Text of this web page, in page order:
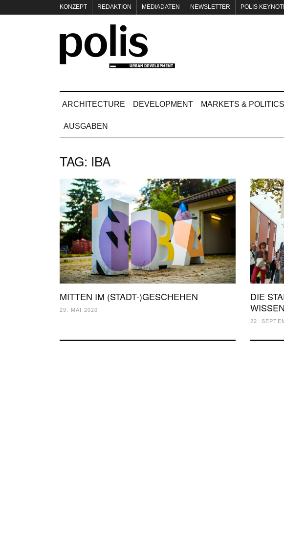
KONZEPT REDAKTION MEDIADATEN NEWSLETTER POLIS
ARCHITECTURE DEVELOPMENT MARKETS & POLITICS
AUSGABEN
TAG: IBA
MITTEN IM (STADT-)GESCHEHEN
29. MAI 2020
DIE
22.